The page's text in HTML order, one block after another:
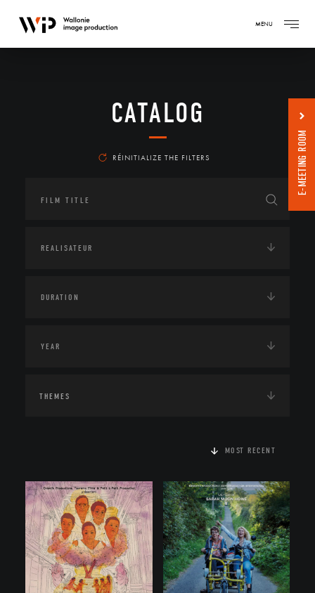
MENU
CATALOG
RÉINITIALIZE THE FILTERS
THEMES
MOST RECENT
E-MEETING ROOM